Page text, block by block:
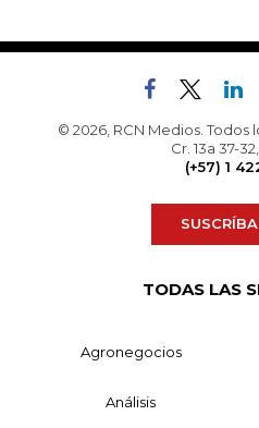
© 2026, RCN Medios. Todos
Cr. 13a 37-
(+57) 1
TODAS LAS
Agronegocios
Análisis